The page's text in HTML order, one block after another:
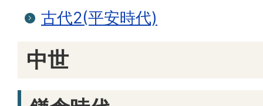
古代2(平安時代)
中世